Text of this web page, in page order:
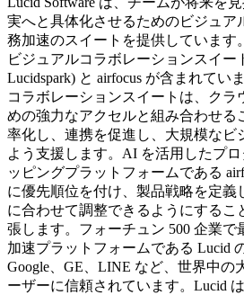
実へと具体化させるためのビジュア
務加速のスイートを提供しています
ビジュアルコラボレーションスイー
Lucidspark) と airfocus が含まれてい
コラボレーションスイートは、クラ
めの強力なアクセルと組み合わせる
率化し、連携を促進し、大規模なビ
よう支援します。AI を活用したプ
ッピングプラットフォームである
に優先順位を付け、製品戦略を定義
に合わせて調整できるようにするこ
張します。フォーチュン 500 企業で
加速プラットフォームである Lucid
Google、GE、LINE など、世界中の
ーザーに信頼されています。Lucid は